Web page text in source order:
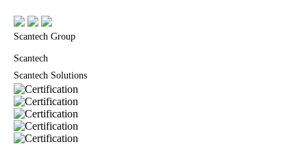
Scantech Group
Scantech
Scantech Solutions